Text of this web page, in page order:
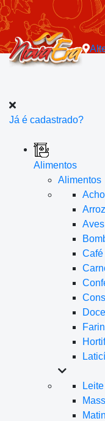
Já é cadastrado?
Alimentos
Alimentos
Aves
Café
Leite